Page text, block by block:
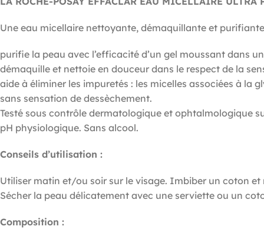
Une eau micellaire nettoyante, démaquillante et
purifie la peau avec l’efficacité d’un gel moussant dans
démaquille et nettoie en douceur dans le respect de la
aide à éliminer les impuretés : les micelles associées à
sans sensation de dessèchement.
Testé sous contrôle dermatologique et ophtalmologique
pH physiologique. Sans alcool.
Conseils d’utilisation :
Utiliser matin et/ou soir sur le visage. Imbiber un coton et
Sécher la peau délicatement avec une serviette ou un
Composition :